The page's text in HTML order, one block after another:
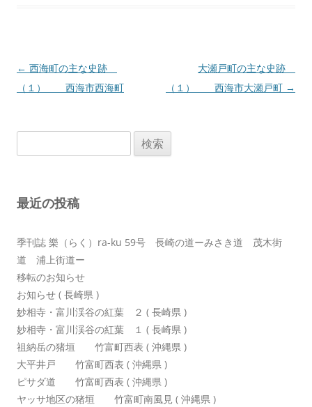
投
稿
ョ
← 西海町の主な史跡
（１） 西海市西海町
大瀬戸町の主な史跡
（１） 西海市大瀬戸町 →
索:
最近の投稿
季刊誌 樂（らく）ra-ku 59号 長崎の道ーみさき道 茂木街
道 浦上街道ー
移転のお知らせ
お知らせ ( 長崎県 )
妙相寺・富川渓谷の紅葉 ２ ( 長崎県 )
妙相寺・富川渓谷の紅葉 １ ( 長崎県 )
祖納岳の猪垣 竹富町西表 ( 沖縄県 )
大平井戸 竹富町西表 ( 沖縄県 )
ピサダ道 竹富町西表 ( 沖縄県 )
ヤッサ地区の猪垣 竹富町南風見 ( 沖縄県 )